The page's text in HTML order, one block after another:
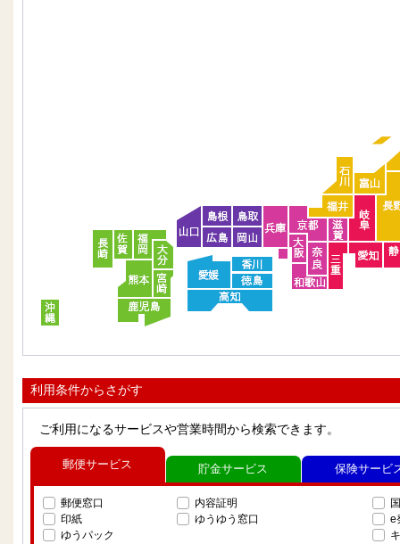
利用条件からさがす
ご利用になるサービスや営業時間から検索できます。
郵便サービス
郵便窓口
印紙
ゆうパック
内容証明
ゆうゆう窓口
e
貯金サービス 保険サービ